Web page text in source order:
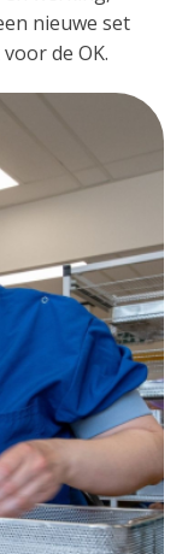
nieuwe set
de OK.